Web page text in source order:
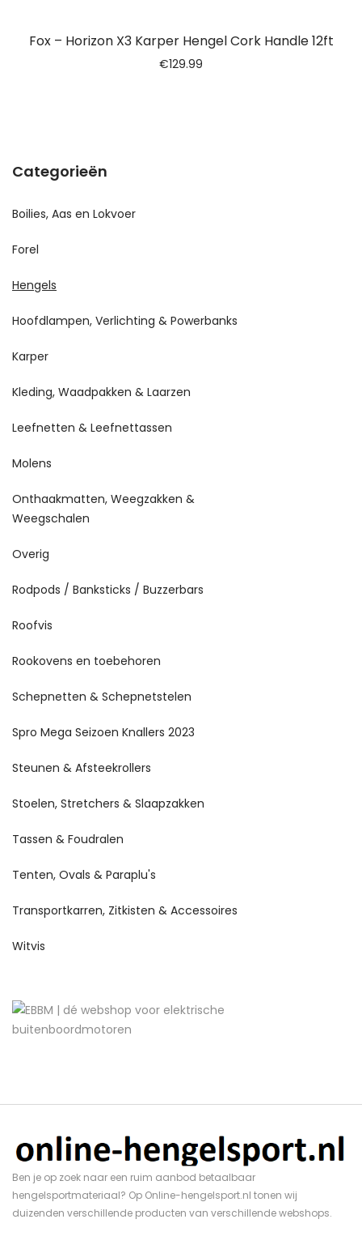
Fox – Horizon X3 Karper Hengel Cork Handle 12ft
€129.99
Categorieën
Boilies, Aas en Lokvoer
Forel
Hengels
Hoofdlampen, Verlichting & Powerbanks
Karper
Kleding, Waadpakken & Laarzen
Leefnetten & Leefnettassen
Molens
Onthaakmatten, Weegzakken &
Weegschalen
Overig
Rodpods / Banksticks / Buzzerbars
Roofvis
Rookovens en toebehoren
Schepnetten & Schepnetstelen
Spro Mega Seizoen Knallers 2023
Steunen & Afsteekrollers
Stoelen, Stretchers & Slaapzakken
Tassen & Foudralen
Tenten, Ovals & Paraplu's
Transportkarren, Zitkisten & Accessoires
Witvis
Ben je op zoek naar een ruim aanbod betaalbaar
hengelsportmateriaal? Op Online-hengelsport.nl tonen wij
duizenden verschillende producten van verschillende webshops.